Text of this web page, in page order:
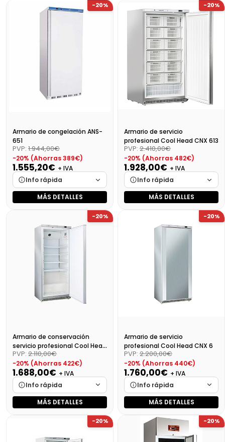
Cargando…
Cargando…
Disponibilidad
Cargando…
Precio final (+21%)
-20%
Armario de congelación ANS-
651
PVP: 1.944,00€
-20% (Ahorras 389€)
1.555,20€ + IVA
Info rápida
Marca
Cargando…
Cargando…
Disponibilidad
Cargando…
Precio final (+21%)
MÁS DETALLES
-20%
Armario de servicio
profesional Cool Head CNX 613
PVP: 2.410,00€
-20% (Ahorras 482€)
1.928,00€ + IVA
Info rápida
Marca
Cargando…
Cargando…
Cargando…
MÁS DETALLES
-20%
Armario de conservación
servicio profesional Cool Head
CRX6
PVP: 2.110,00€
-20% (Ahorras 422€)
1.688,00€ + IVA
Info rápida
Marca
Cargando…
Cargando…
Disponibilidad
Cargando…
MÁS DETALLES
-20%
Armario de servicio
profesional Cool Head CNX 6
PVP: 2.200,00€
-20% (Ahorras 440€)
1.760,00€ + IVA
Info rápida
Marca
Cargando…
Medidas
Cargando…
Disponibilidad
Cargando…
MÁS DETALLES
-20% -20%